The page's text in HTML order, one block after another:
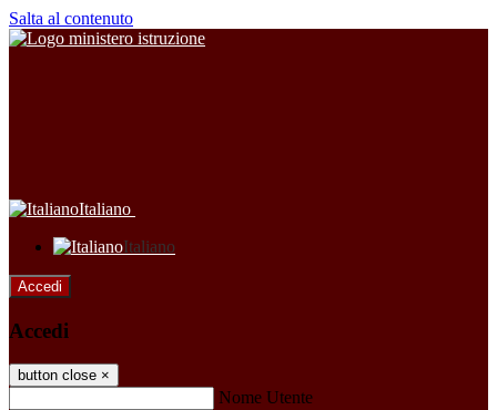
Salta al contenuto
Italiano
Italiano
Accedi
Accedi
button close ×
Nome Utente